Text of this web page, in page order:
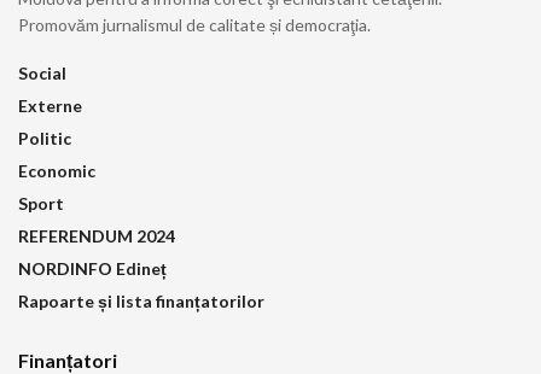
Promovăm jurnalismul de calitate și democraţia.
Social
Externe
Politic
Economic
Sport
REFERENDUM 2024
NORDINFO Edineț
Rapoarte și lista finanțatorilor
Finanțatori